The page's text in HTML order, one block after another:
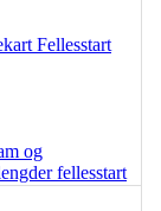
Fellesstart
og
fellesstart